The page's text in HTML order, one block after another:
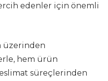
edenler için önemli
üzerinden
hem ürün
süreçlerinden